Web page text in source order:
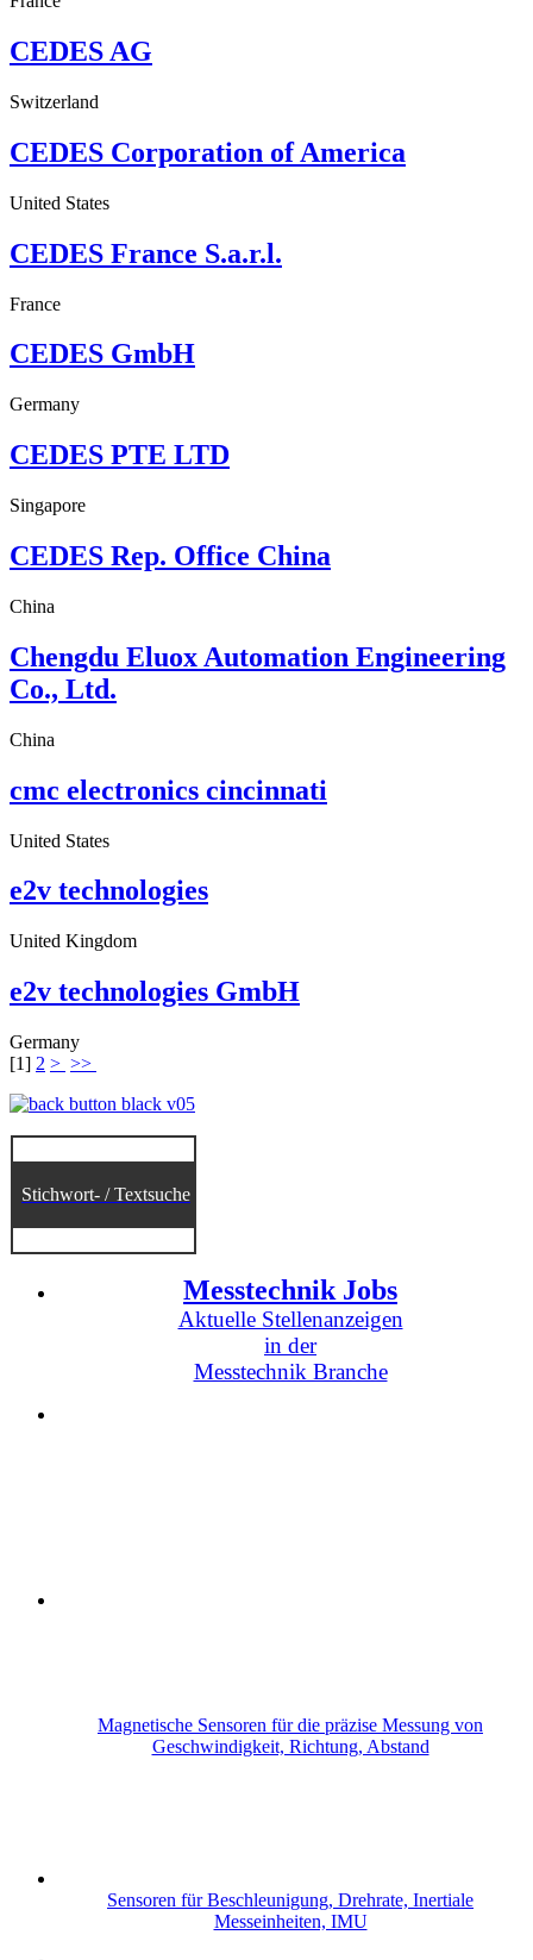
CEDES AG
Switzerland
CEDES Corporation of America
United States
CEDES France S.a.r.l.
France
CEDES GmbH
Germany
CEDES PTE LTD
Singapore
CEDES Rep. Office China
China
Chengdu Eluox Automation Engineering
Co., Ltd.
China
cmc electronics cincinnati
United States
e2v technologies
United Kingdom
e2v technologies GmbH
Germany
[1] 2 > >>
Stichwort- / Textsuche
Messtechnik Jobs
Aktuelle Stellenanzeigen
in der
Messtechnik Branche
Magnetische Sensoren für die präzise Messung von
Geschwindigkeit, Richtung, Abstand
Sensoren für Beschleunigung, Drehrate, Inertiale
Messeinheiten, IMU